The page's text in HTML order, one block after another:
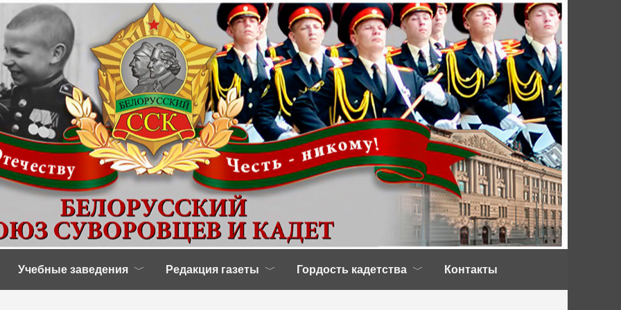
Учебные заведения Редакция газеты Гордость кадетства Контакты